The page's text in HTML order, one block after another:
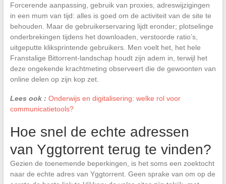
Forcerende aanpassing, gebruik van proxies, adreswijzigingen
in een mum van tijd: alles is goed om de activiteit van de site te
behouden. Maar de gebruikerservaring lijdt eronder; plotselinge
onderbrekingen tijdens het downloaden, verstoorde ratio’s,
uitgeputte kliksprintende gebruikers. Men voelt het, het hele
Franstalige Bittorrent-landschap houdt zijn adem in, terwijl het
deze ongekende krachtmeting observeert die de gewoonten van
online delen op zijn kop zet.
Lees ook : Onderwijs en digitalisering: welke rol voor
communicatietools?
Hoe snel de echte adressen
van Yggtorrent terug te vinden?
Gezien de toenemende beperkingen, is het soms een zoektocht
naar de echte adres van Yggtorrent. Geen sprake van om op de